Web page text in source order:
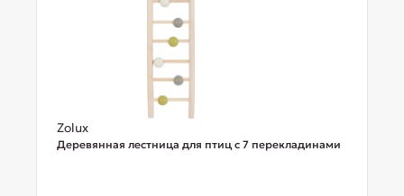
Zolux
Деревянная лестница для птиц с 7 перекладинами